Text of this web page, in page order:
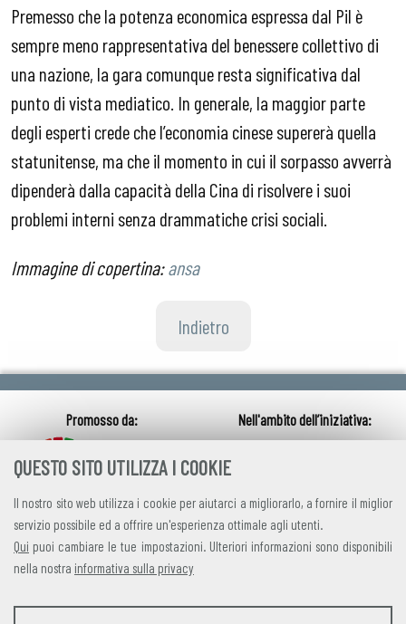
QUESTO SITO UTILIZZA I COOKIE
Il nostro sito web utilizza i cookie per aiutarci a migliorarlo, a fornire il miglior
servizio possibile ed a offrire un'esperienza ottimale agli utenti.
Qui puoi cambiare le tue impostazioni. Ulteriori informazioni sono disponibili
nella nostra informativa sulla privacy
STATISTICHE
Premesso che la potenza economica espressa dal Pil è
sempre meno rappresentativa del benessere collettivo di
una nazione, la gara comunque resta significativa dal
punto di vista mediatico. In generale, la maggior parte
degli esperti crede che l’economia cinese supererà quella
statunitense, ma che il momento in cui il sorpasso avverrà
dipenderà dalla capacità della Cina di risolvere i suoi
problemi interni senza drammatiche crisi sociali.
Immagine di copertina:ansa
Indietro
credits|privacy|contatti